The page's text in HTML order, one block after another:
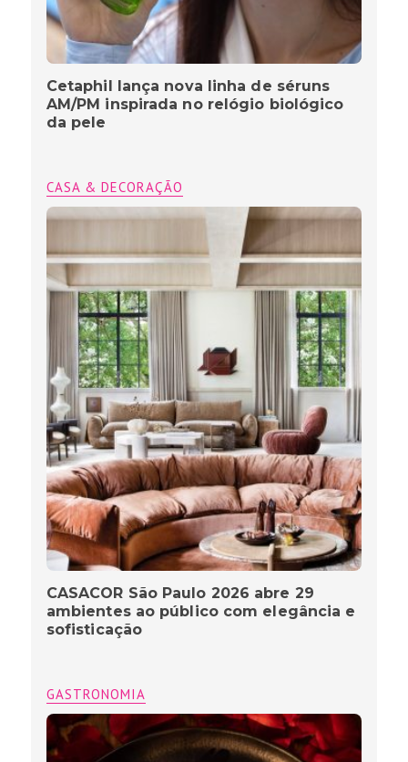
Cetaphil lança nova linha de séruns
AM/PM inspirada no relógio biológico
da pele
CASA & DECORAÇÃO
CASACOR São Paulo 2026 abre 29
ambientes ao público com elegância e
sofisticação
GASTRONOMIA